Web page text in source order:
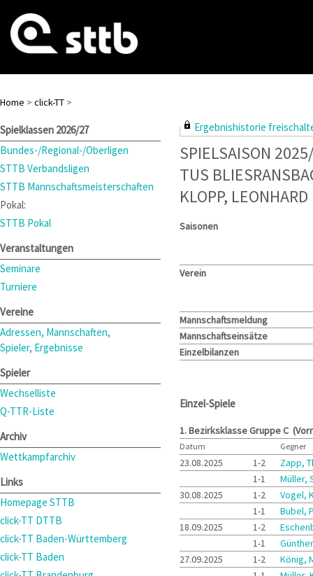
Home > click-TT >
Spielklassen 2026/27
Bundes-/Regional-/Oberligen
STTB Verbandsligen
STTB Mannschaftsmeisterschaften
Pokal:
STTB Pokal
Veranstaltungen
Seminare
Turniere
Vereine
Adressen, Mannschaften,
Spieler, Ergebnisse
Spieler
Wechselliste
Q-TTR-Liste
Archiv
Wettkampfarchiv
Links
Homepage STTB
click-TT DTTB
click-TT Baden-Württemberg
click-TT Baden
Ergebnishistorie
SPIELSAISON
TUS
KLOPP, LEONHARD
Saisonen
Verein
Mannschaftsmeldung
Mannschaftseinsätze
Einzelbilanzen
Einzel-Spiele
1. Bezirksklasse Gruppe C
Datum Gegner
23.08.2025 1-2
Zapp,
1-1
Müller,
30.08.2025
1-2
Vogel,
1-1
Bubel,
18.09.2025
1-2
1-1
27.09.2025
1-2
König,